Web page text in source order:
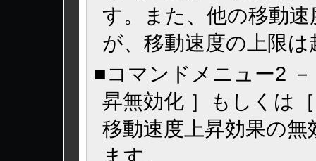
す。また、他の移動
が、移動速度の上限
■コマンドメニュー2
昇無効化 ］もしくは
移動速度上昇効果の
ます。